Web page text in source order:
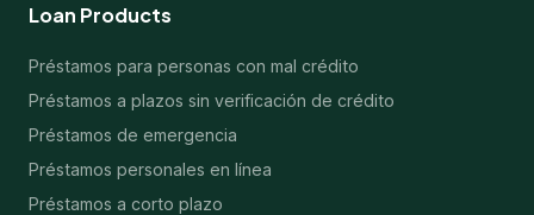
Loan Products
Préstamos para personas con mal crédito
Préstamos a plazos sin verificación de crédito
Préstamos de emergencia
Préstamos personales en línea
Préstamos a corto plazo